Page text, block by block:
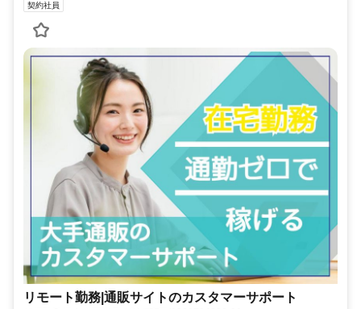
契約社員
リモート勤務|通販サイトのカスタマーサポート